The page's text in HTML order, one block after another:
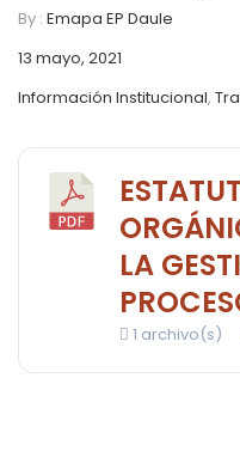
By : Emapa EP Daule
13 mayo, 2021
Información Institucional,
LA
1 archivo(s)